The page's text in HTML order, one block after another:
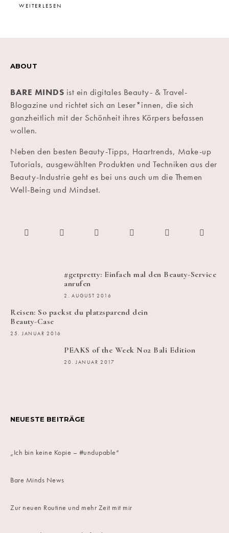
WEITERLESEN
ABOUT
BARE MINDS ist ein digitales Beauty- & Travel-
Blogazine und richtet sich an Leser*innen, die sich
ganzheitlich mit der Schönheit ihres Körpers befassen
wollen.
Neben den besten Beauty-Tipps, Haartrends, Make-up
Tutorials, ausgewählten Produkten und Techniken aus der
Beauty-Industrie geht es bei uns auch um die Themen
Well-Being und Mindset.
#getpretty: Einfach mal den Beauty-Service
anrufen
2. AUGUST 2016
Reisen: So packst du platzsparend dein
Beauty-Case
25. JANUAR 2016
PEAKS of the Week No2 Bali Edition
20. JANUAR 2017
NEUESTE BEITRÄGE
„Ich bin keine Kopie – #undupable“
Bare Minds News
Zur neuen Routine und mehr Zeit mit mir